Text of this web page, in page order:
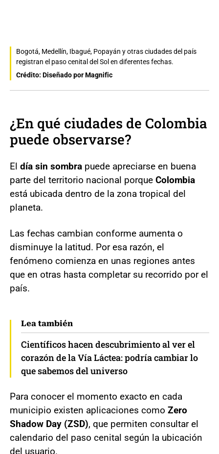
Bogotá, Medellín, Ibagué, Popayán y otras ciudades del país
registran el paso cenital del Sol en diferentes fechas.
Crédito: Diseñado por Magnific
¿En qué ciudades de Colombia
puede observarse?
El día sin sombra puede apreciarse en buena
parte del territorio nacional porque Colombia
está ubicada dentro de la zona tropical del
planeta.
Las fechas cambian conforme aumenta o
disminuye la latitud. Por esa razón, el
fenómeno comienza en unas regiones antes
que en otras hasta completar su recorrido por el
país.
Lea también
Científicos hacen descubrimiento al ver el
corazón de la Vía Láctea: podría cambiar lo
que sabemos del universo
Para conocer el momento exacto en cada
municipio existen aplicaciones como Zero
Shadow Day (ZSD), que permiten consultar el
calendario del paso cenital según la ubicación
del usuario.